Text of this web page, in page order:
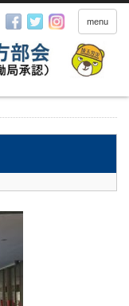
menu